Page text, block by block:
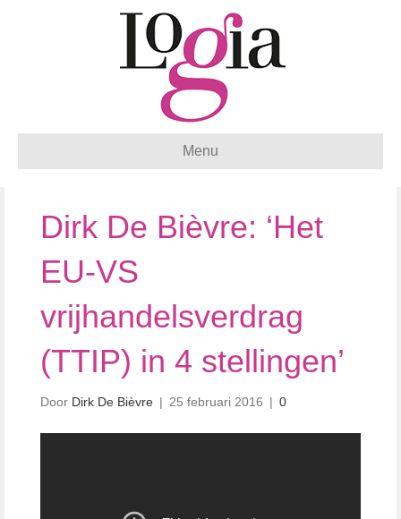
Menu
Dirk De Bièvre: ‘Het
EU-VS
vrijhandelsverdrag
(TTIP) in 4 stellingen’
Door Dirk De Bièvre | 25 februari 2016 | 0